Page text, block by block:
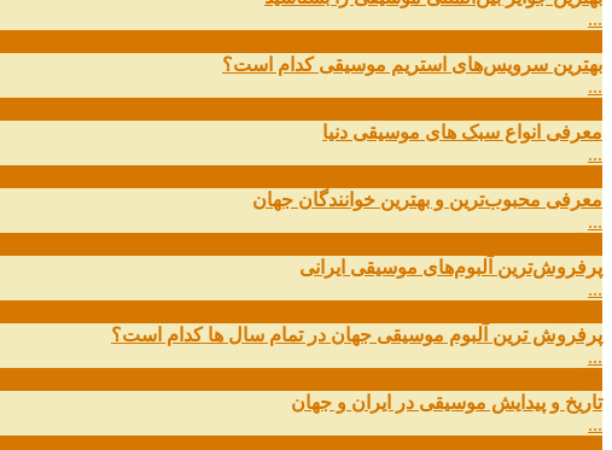
...
بهترین سرویس‌های استریم موسیقی کدام است؟
...
معرفی انواع سبک های موسیقی دنیا
...
معرفی محبوب‌ترین و بهترین خوانندگان جهان
...
پرفروش‌ترین آلبوم‌های موسیقی ایرانی
...
پرفروش ترین آلبوم موسیقی جهان در تمام سال ها کدام است؟
...
تاریخ و پیدایش موسیقی در ایران و جهان
...